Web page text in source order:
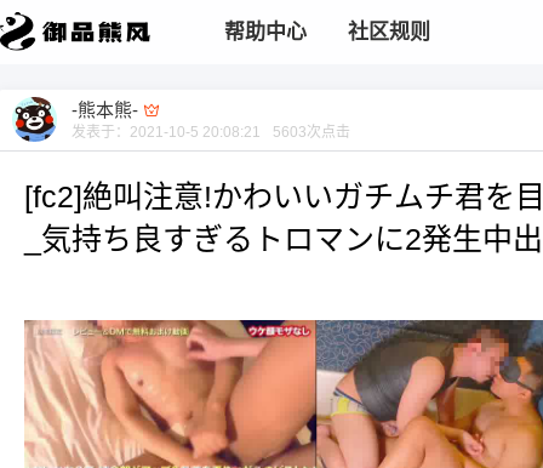
帮助中心 社区规则
-熊本熊-
发表于： 2021-10-5 20:08:21 5603次点击
[fc2]絶叫注意!かわいいガチムチ君を
_気持ち良すぎるトロマンに2発生中